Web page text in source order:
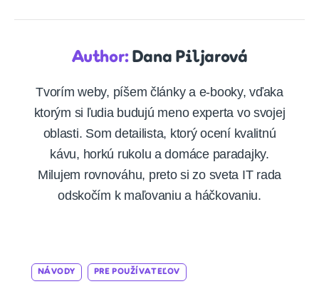
Author: Dana Piljarová
Tvorím weby, píšem články a e-booky, vďaka
ktorým si ľudia budujú meno experta vo svojej
oblasti. Som detailista, ktorý ocení kvalitnú
kávu, horkú rukolu a domáce paradajky.
Milujem rovnováhu, preto si zo sveta IT rada
odskočím k maľovaniu a háčkovaniu.
Categories
NÁVODY PRE POUŽÍVATEĽOV